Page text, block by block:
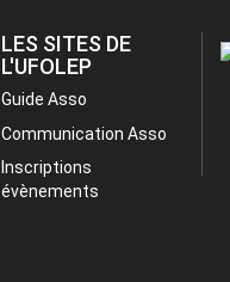
LES SITES DE
L'UFOLEP
Guide Asso
Communication Asso
Inscriptions
évènements